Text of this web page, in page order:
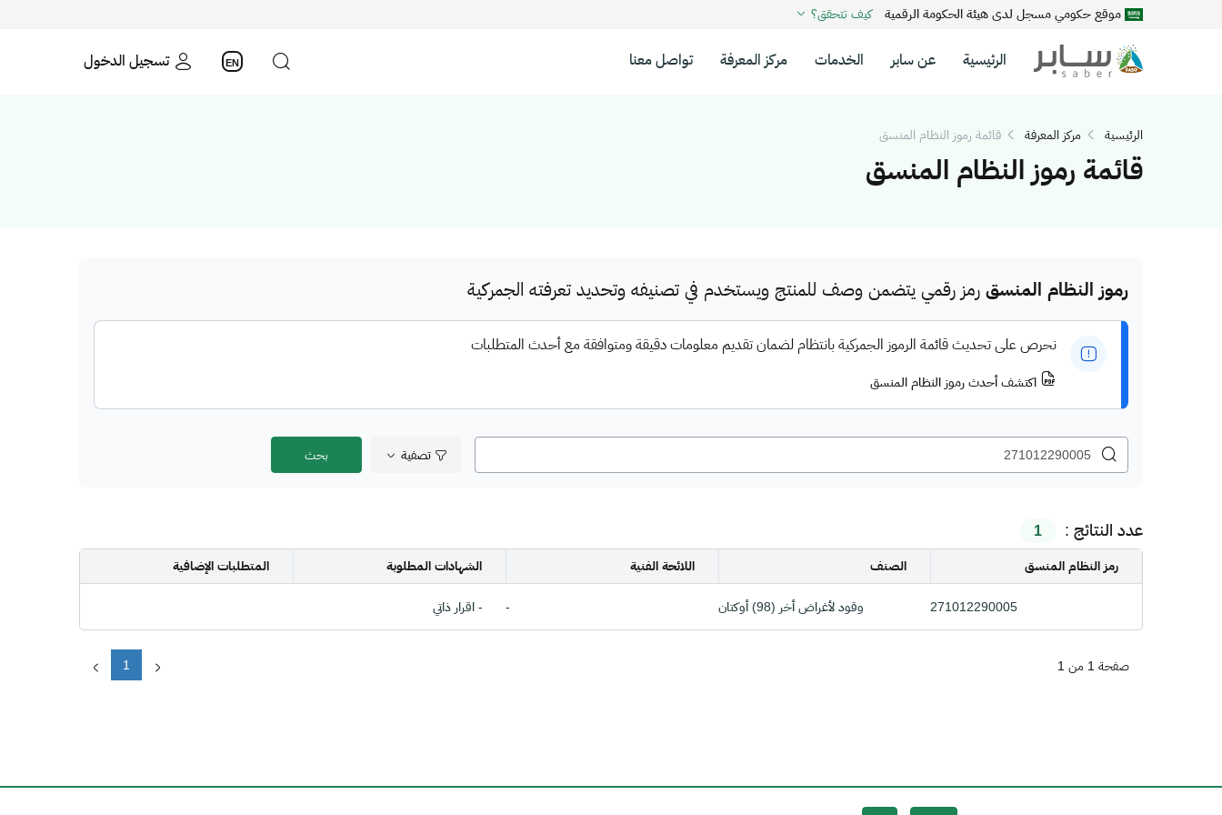
موقع حكومي مسجل لدى هيئة الحكومة الرقمية كيف تتحقق؟
الرئيسية عن سابر الخدمات مركز المعرفة تواصل معنا تسجيل الدخول EN
الرئيسية مركز المعرفة قائمة رموز النظام المنسق
قائمة رموز النظام المنسق
رموز النظام المنسق رمز رقمي يتضمن وصف للمنتج ويستخدم في تصنيفه وتحديد تعرفته الجمركية
نحرص على تحديث قائمة الرموز الجمركية بانتظام لضمان تقديم معلومات دقيقة ومتوافقة مع أحدث المتطلبات
اكتشف أحدث رموز النظام المنسق
تصفية
عدد النتائج : 1
رمز النظام المنسق الصنف اللائحة الفنية الشهادات المطلوبة المتطلبات الإضافية
271012290005 وقود لأغراض أخر (98) أوكتان - - اقرار ذاتي
1 صفحة 1 من 1